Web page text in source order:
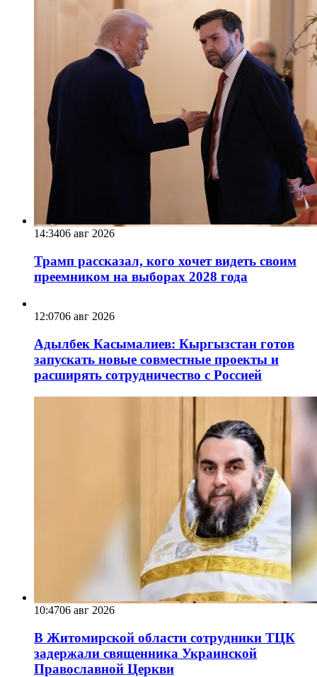
14:3406 авг 2026
Трамп рассказал, кого хочет видеть своим
преемником на выборах 2028 года
12:0706 авг 2026
Адылбек Касымалиев: Кыргызстан готов
запускать новые совместные проекты и
расширять сотрудничество с Россией
10:4706 авг 2026
В Житомирской области сотрудники ТЦК
задержали священника Украинской
Православной Церкви